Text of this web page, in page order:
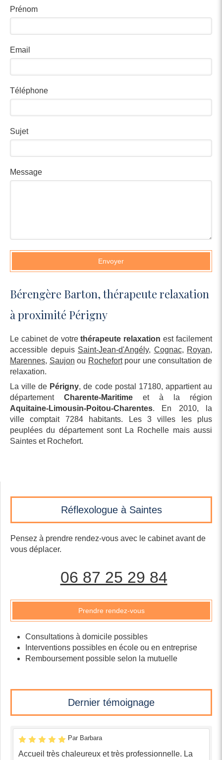
Prénom
Email
Téléphone
Sujet
Message
Envoyer
Bérengère Barton, thérapeute relaxation
à proximité Périgny
Le cabinet de votrethérapeute relaxation est facilement
accessible depuis Saint-Jean-d'Angély, Cognac, Royan,
Marennes, Saujon ou Rochefortpour une consultation de
relaxation.
La ville de Périgny, de code postal 17180, appartient au
département Charente-Maritime et à la région
Aquitaine-Limousin-Poitou-Charentes. En 2010, la
ville comptait 7284 habitants. Les 3 villes les plus
peuplées du département sont La Rochelle mais aussi
Saintes et Rochefort.
Réflexologue à Saintes
Pensez à prendre rendez-vous avec le cabinet avant de
vous déplacer.
06 87 25 29 84
Prendre rendez-vous
Consultations à domicile possibles
Interventions possibles en école ou en entreprise
Remboursement possible selon la mutuelle
Dernier témoignage
Par Barbara
Accueil très chaleureux et très professionnelle. La